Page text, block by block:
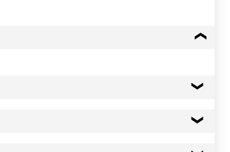
épices, sel.